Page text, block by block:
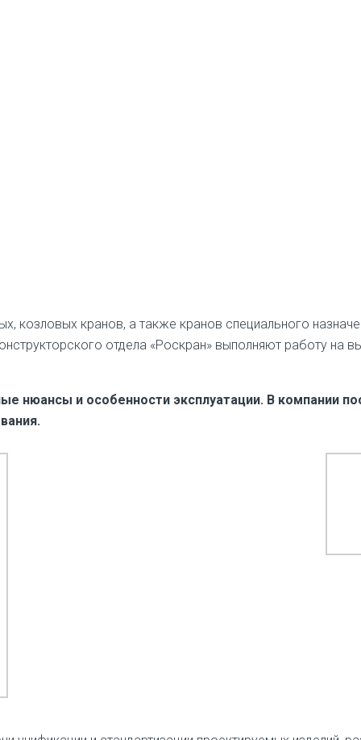
козловых кранов, а также кранов специального
отдела «Роскран» выполняют работу
нюансы и особенности эксплуатации. В компании